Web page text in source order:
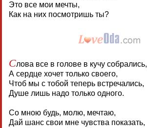
Это все мои мечты,
Как на них посмотришь ты?
Слова все в голове в кучу собрались,
А сердце хочет только своего,
Чтоб мы с тобой теперь встречались,
Душе лишь надо только одного.
Со мною будь, молю, мечтаю,
Дай шанс свои мне чувства показать,